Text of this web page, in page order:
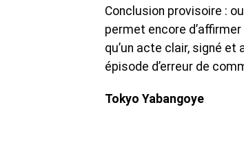
Conclusion provisoire :
permet encore
qu’un acte clair, signé
épisode d’erreur de
Tokyo Yabangoye